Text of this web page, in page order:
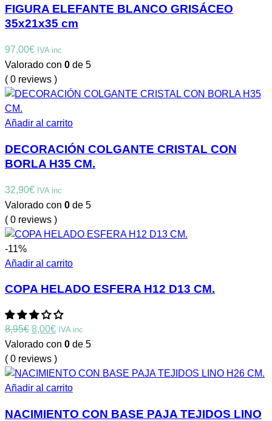
FIGURA ELEFANTE BLANCO GRISÁCEO
35x21x35 cm
97,00€ IVA inc
Valorado con 0 de 5
( 0 reviews )
Añadir al carrito
DECORACIÓN COLGANTE CRISTAL CON
BORLA H35 CM.
32,90€ IVA inc
Valorado con 0 de 5
( 0 reviews )
-11%
Añadir al carrito
COPA HELADO ESFERA H12 D13 CM.
8,95€ El
precio
original
era:
8,95€.
8,00€El
precio
actual
es:
8,00€.
IVA inc
Valorado con 0 de 5
( 0 reviews )
Añadir al carrito
NACIMIENTO CON BASE PAJA TEJIDOS LINO